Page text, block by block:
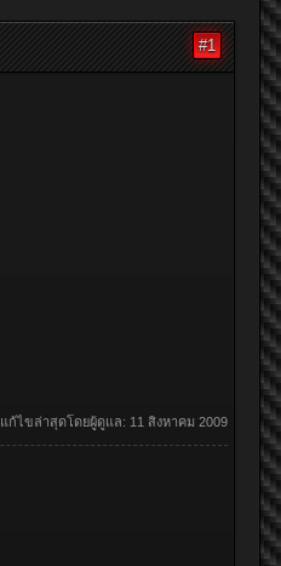
#1
แก้ไขล่าสุดโดยผู้ดูแล: 11 สิงหาคม 2009